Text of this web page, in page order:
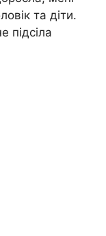
та діти.
підсіла